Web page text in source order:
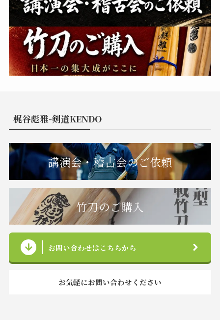
梶谷彪雅-剣道KENDO
講演会・稽古会のご依頼
竹刀のご購入
お問い合わせはこちらから
お気軽にお問い合わせください